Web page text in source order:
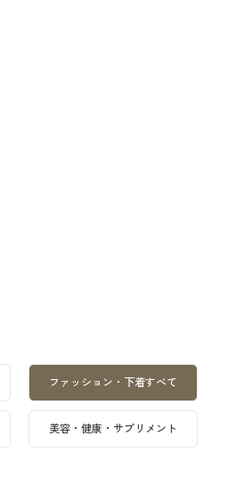
ファッション・下着すべて
美容・健康・サプリメント